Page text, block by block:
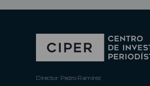
Director: Pedro Ramírez